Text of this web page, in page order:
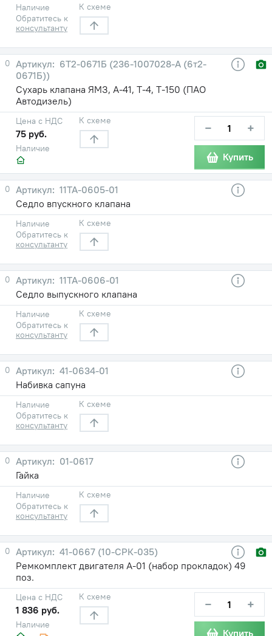
Наличие
Обратитесь к
консультанту
К схеме
0
6Т2-0671Б (236-1007028-А (6т2-
0671Б))
Сухарь клапана ЯМЗ, А-41, Т-4, Т-150 (ПАО
Автодизель)
Наличие
Цена с НДС
75 руб.
К схеме − +
Купить
0
11ТА-0605-01
Седло впускного клапана
Наличие
Обратитесь к
консультанту
К схеме
0
11ТА-0606-01
Седло выпускного клапана
Наличие
Обратитесь к
консультанту
К схеме
0
41-0634-01
Набивка сапуна
Наличие
Обратитесь к
консультанту
К схеме
0
01-0617
Гайка
Наличие
Обратитесь к
консультанту
К схеме
0
41-0667 (10-СРК-035)
Ремкомплект двигателя А-01 (набор прокладок) 49
поз.
Наличие
Цена с НДС
1 836 руб.
К схеме − +
Купить